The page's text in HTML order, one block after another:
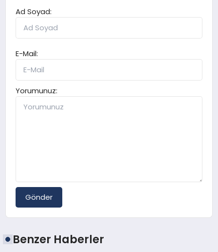
Ad Soyad:
E-Mail:
Yorumunuz:
Gönder
Benzer Haberler